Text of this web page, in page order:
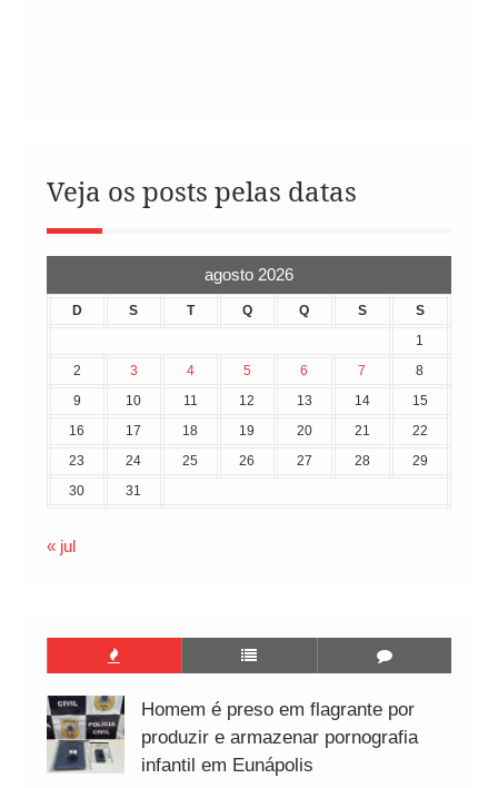
Veja os posts pelas datas
agosto 2026
D S T Q Q S
S
1
2
3 4 5 6 7
8
9
10 11 12 13 14
15
16
17 18 19 20 21
22
23
24 25 26 27 28
29
30
31
« jul
Homem é preso em flagrante por
produzir e armazenar pornografia
infantil em Eunápolis